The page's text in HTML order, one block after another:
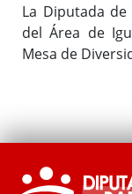
La Diputada
del Área de
Mesa de